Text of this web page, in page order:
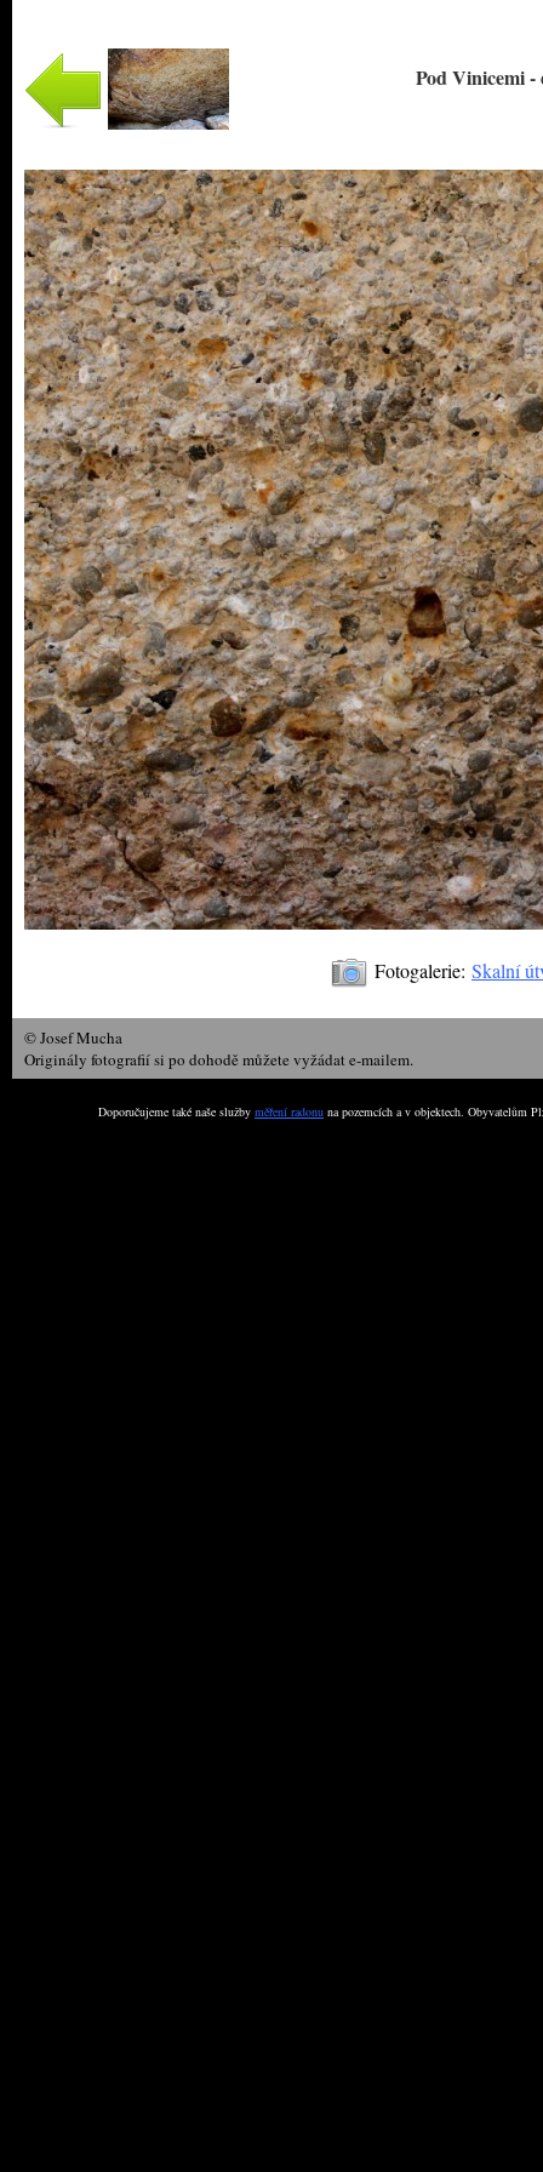
Pod Vinicemi -
Fotogalerie: Skalní
© Josef Mucha
Originály fotografií si po dohodě můžete vyžádat e-mailem.
Doporučujeme také naše služby měření radonu na pozemcích a v objektech. Obyvatelům